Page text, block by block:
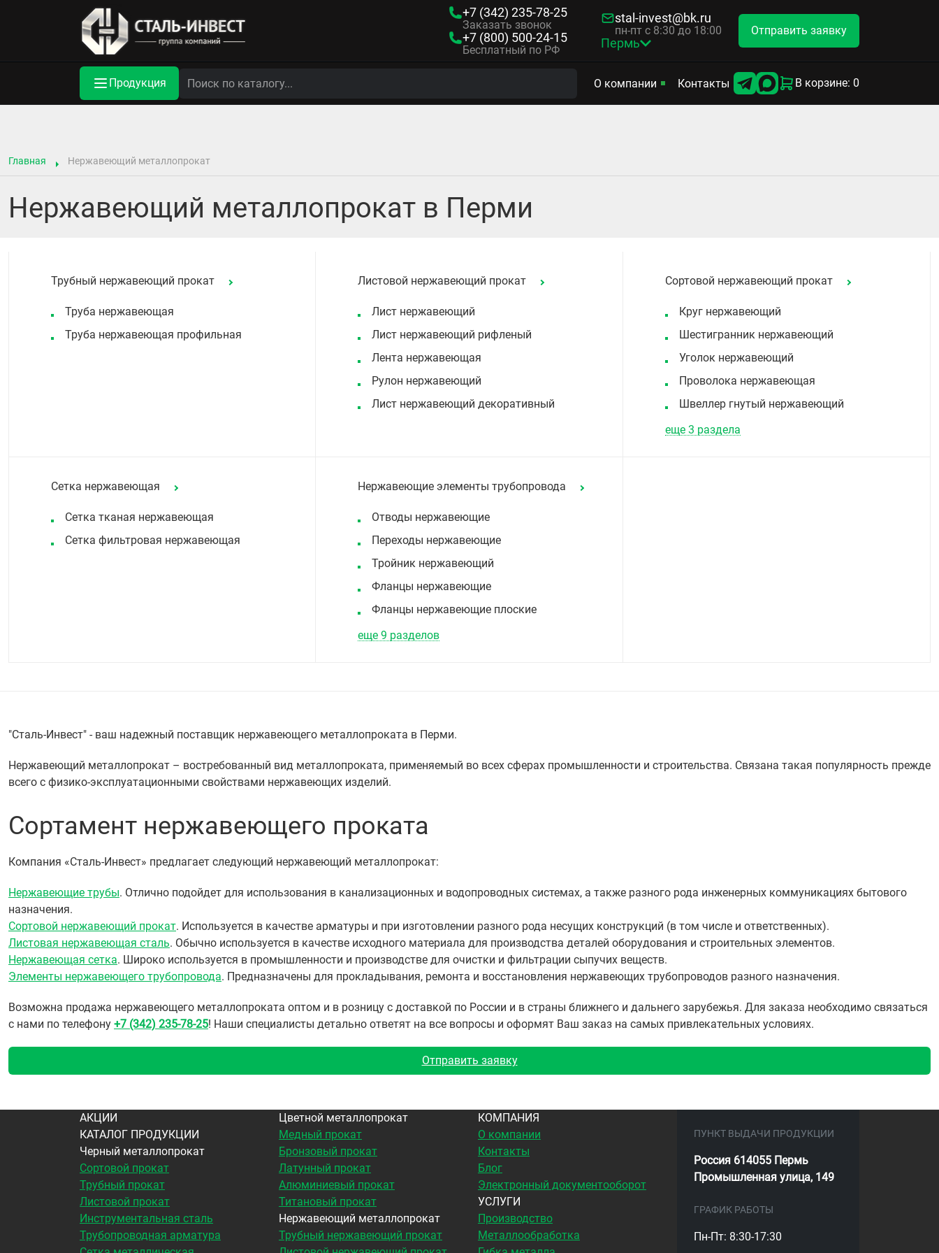
+7 (342) 235-78-25
Заказать звонок
+7 (800) 500-24-15
Бесплатный по РФ
stal-invest@bk.ru
пн-пт с 8:30 до 18:00
Пермь
Отправить заявку
Продукция О компании Контакты В корзине: 0
Главная Нержавеющий металлопрокат
Нержавеющий металлопрокат в Перми
Трубный нержавеющий прокат
Труба нержавеющая
Труба нержавеющая профильная
Листовой нержавеющий прокат
Лист нержавеющий
Лист нержавеющий рифленый
Лента нержавеющая
Рулон нержавеющий
Лист нержавеющий декоративный
Сортовой нержавеющий прокат
Круг нержавеющий
Шестигранник нержавеющий
Уголок нержавеющий
Проволока нержавеющая
Швеллер гнутый нержавеющий
еще 3 раздела
Сетка нержавеющая
Сетка тканая нержавеющая
Сетка фильтровая нержавеющая
Нержавеющие элементы трубопровода
Отводы нержавеющие
Переходы нержавеющие
Тройник нержавеющий
Фланцы нержавеющие
Фланцы нержавеющие плоские
еще 9 разделов
"Сталь-Инвест" - ваш надежный поставщик нержавеющего металлопроката в Перми.
Нержавеющий металлопрокат – востребованный вид металлопроката, применяемый во всех сферах промышленности и строительства. Связана такая популярность прежде
всего с физико-эксплуатационными свойствами нержавеющих изделий.
Сортамент нержавеющего проката
Компания «Сталь-Инвест» предлагает следующий нержавеющий металлопрокат:
Нержавеющие трубы. Отлично подойдет для использования в канализационных и водопроводных системах, а также разного рода инженерных коммуникациях бытового
назначения.
Сортовой нержавеющий прокат. Используется в качестве арматуры и при изготовлении разного рода несущих конструкций (в том числе и ответственных).
Листовая нержавеющая сталь. Обычно используется в качестве исходного материала для производства деталей оборудования и строительных элементов.
Нержавеющая сетка. Широко используется в промышленности и производстве для очистки и фильтрации сыпучих веществ.
Элементы нержавеющего трубопровода. Предназначены для прокладывания, ремонта и восстановления нержавеющих трубопроводов разного назначения.
Возможна продажа нержавеющего металлопроката оптом и в розницу с доставкой по России и в страны ближнего и дальнего зарубежья. Для заказа необходимо связаться
с нами по телефону +7 (342) 235-78-25! Наши специалисты детально ответят на все вопросы и оформят Ваш заказ на самых привлекательных условиях.
Отправить заявку
АКЦИИ
КАТАЛОГ ПРОДУКЦИИ
Черный металлопрокат
Сортовой прокат
Трубный прокат
Листовой прокат
Инструментальная сталь
Трубопроводная арматура
Цветной металлопрокат
Медный прокат
Бронзовый прокат
Латунный прокат
Алюминиевый прокат
Титановый прокат
Нержавеющий металлопрокат
Трубный нержавеющий прокат
КОМПАНИЯ
О компании
Контакты
Блог
Электронный документооборот
УСЛУГИ
Производство
Металлообработка
ПУНКТ ВЫДАЧИ ПРОДУКЦИИ
Россия 614055 Пермь
Промышленная улица, 149
ГРАФИК РАБОТЫ
Пн-Пт: 8:30-17:30